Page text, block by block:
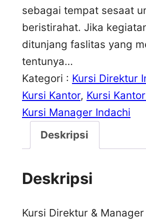
sebagai tempat sesaat
beristirahat. Jika
ditunjang faslitas yang
tentunya…
Kategori : Kursi Direktur
Kursi Kantor, Kursi
Kursi Manager Indachi
Deskripsi
Deskripsi
Kursi Direktur &